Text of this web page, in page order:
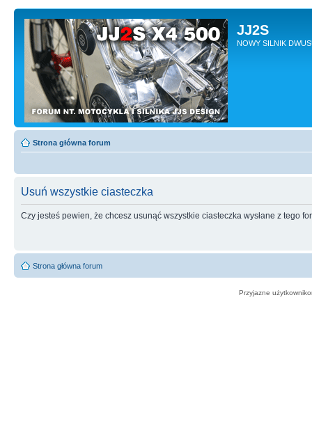
JJ2S
NOWY SILNIK
Strona główna forum
Usuń wszystkie ciasteczka
Czy jesteś pewien, że chcesz usunąć wszystkie ciasteczka wysłane z tego
Strona główna forum
Przyjazne